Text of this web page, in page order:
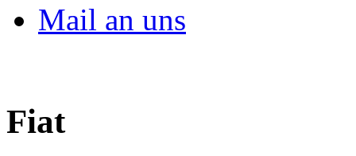
Mail an uns
Fiat